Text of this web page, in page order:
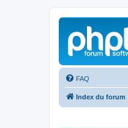
FAQ
Index du forum